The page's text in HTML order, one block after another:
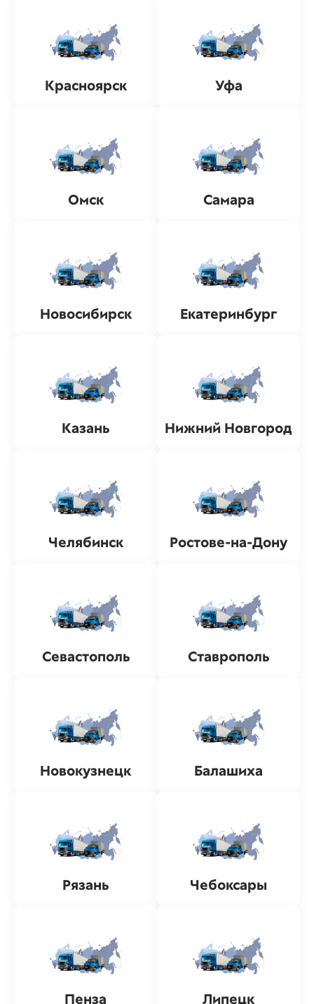
Красноярск Уфа
Омск Самара
Новосибирск Екатеринбург
Казань Нижний Новгород
Челябинск Ростове-на-Дону
Севастополь Ставрополь
Новокузнецк Балашиха
Рязань Чебоксары
Пенза Липецк